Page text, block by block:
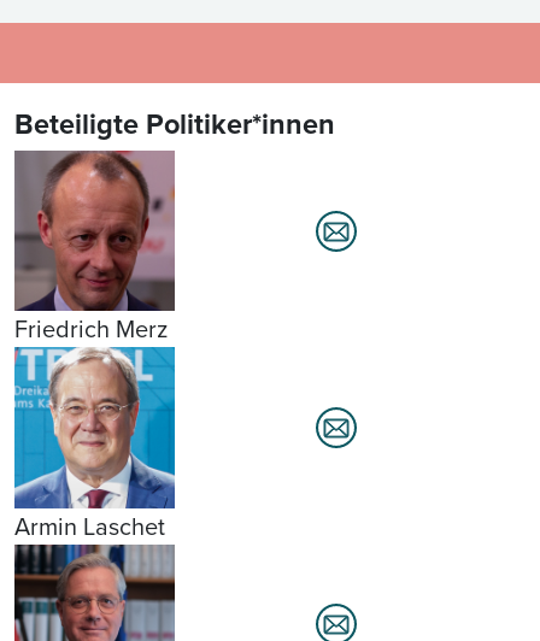
Beteiligte Politiker*innen
Friedrich Merz
Armin Laschet